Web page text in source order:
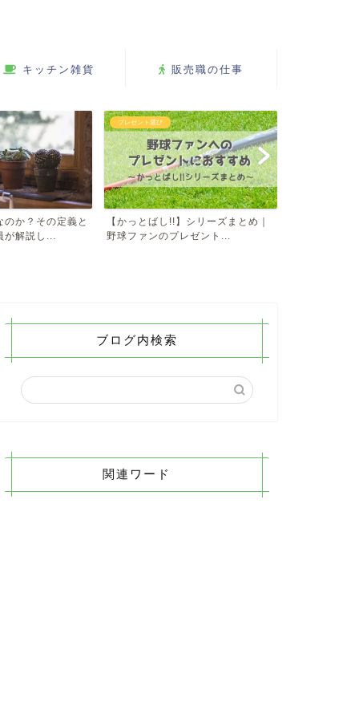
キッチン雑貨 販売職の仕事
リーズまとめ｜
ゼント...
服飾雑貨
2万円以下の腕時計ブランド！プレ
ゼントにおすすめな男女タ...
ブログ内検索
関連ワード